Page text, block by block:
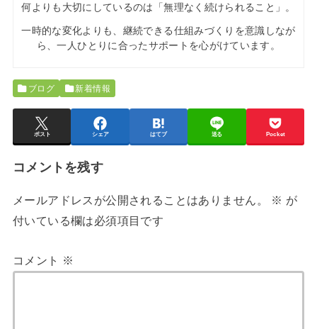
何よりも大切にしているのは「無理なく続けられること」。
一時的な変化よりも、継続できる仕組みづくりを意識しなが
ら、一人ひとりに合ったサポートを心がけています。
ブログ 新着情報
ポスト シェア はてブ 送る Pocket
コメントを残す
メールアドレスが公開されることはありません。 ※ が
付いている欄は必須項目です
コメント ※